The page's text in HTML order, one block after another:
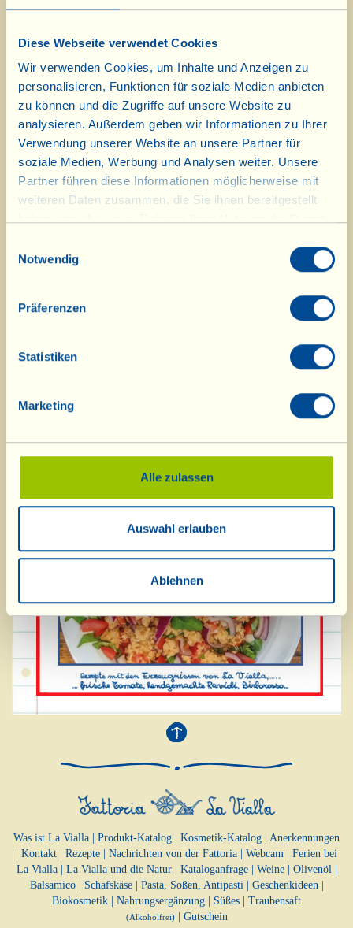
Diese Webseite verwendet Cookies
Wir verwenden Cookies, um Inhalte und Anzeigen zu
personalisieren, Funktionen für soziale Medien anbieten
zu können und die Zugriffe auf unsere Website zu
analysieren. Außerdem geben wir Informationen zu Ihrer
Verwendung unserer Website an unsere Partner für
soziale Medien, Werbung und Analysen weiter. Unsere
Partner führen diese Informationen möglicherweise mit
weiteren Daten zusammen, die Sie ihnen bereitgestellt
Notwendig
Präferenzen
Statistiken
Marketing
Alle zulassen
Auswahl erlauben
Ablehnen
Am Mittwoch, dem 18. Juli 2018
von 10:30 bis 12:30 Uhr kochen wir
diese Rezepte noch einmal und laden
Sie herzlich dazu ein, vorbeizukommen
und mitzumachen (an jedem 3.
Mittwoch des Monats werden wir
andere Köstlichkeiten zubereiten).
Wir würden uns natürlich auch über
der kulinarischen „Experimente“
stürzen. Wenn Sie möchten, können
Was ist La Vialla Produkt-Katalog Kosmetik-Katalog
Anerkennungen
Kontakt Rezepte Nachrichten von der Fattoria Webcam
Ferien bei
La Vialla| La Vialla und die Natur| Kataloganfrage| Weine| Olivenöl|
Balsamico| Schafskäse| Pasta, Soßen, Antipasti| Geschenkideen|
Biokosmetik
Nahrungsergänzung Süßes Traubensaft
(Alkoholfrei)| Gutschein